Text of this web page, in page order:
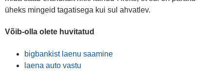
üheks mingeid tagatisega kui sul ahvatlev.
Võib-olla olete huvitatud
bigbankist laenu saamine
laena auto vastu